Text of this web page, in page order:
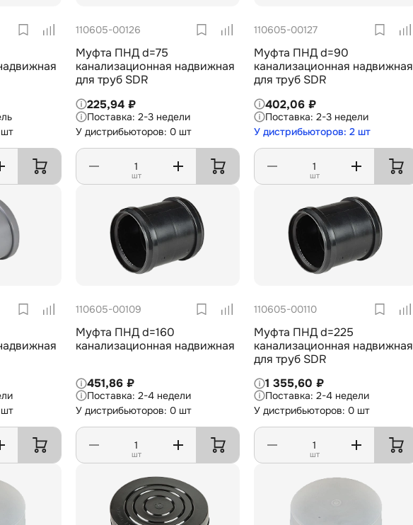
110605-00126
Муфта ПНД d=75
канализационная надвижная
для труб SDR
225,94 ₽
2-3 недели
У дистрибьюторов: 0 шт
шт
110605-00127
Муфта ПНД d=90
канализационная надвижная
для труб SDR
402,06 ₽
2-3 недели
У дистрибьюторов: 2 шт
шт
110605-00109
Муфта ПНД d=160
канализационная надвижная
451,86 ₽
2-4 недели
У дистрибьюторов: 0 шт
шт
110605-00110
Муфта ПНД d=225
канализационная надвижная
для труб SDR
1 355,60 ₽
2-4 недели
У дистрибьюторов: 0 шт
шт